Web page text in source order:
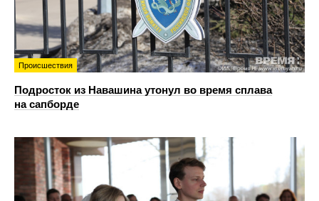
Происшествия
Подросток из Навашина утонул во время сплава
на сапборде